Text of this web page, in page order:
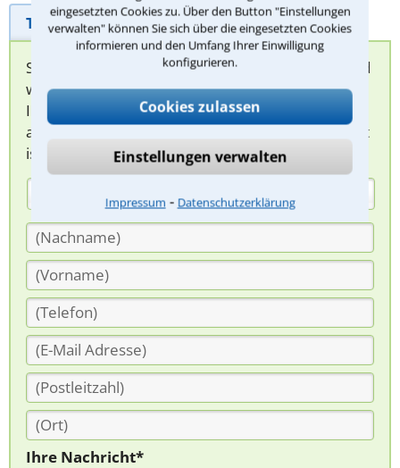
eingesetzten Cookies zu. Über den Button "Einstellungen
verwalten" können Sie sich über die eingesetzten Cookies
informieren und den Umfang Ihrer Einwilligung
konfigurieren.
Cookies zulassen
Einstellungen verwalten
Impressum ⁃ Datenschutzerklärung
Telefonhilfe Beratungsanfrage
Sie können hier Ihren Fall schildern. Anschließend
werden sich spezialisierte Rechtsanwälte bei
Ihnen melden, um das weitere Vorgehen
abzuklären. Die Rückmeldung durch einen Anwalt
ist für Sie kostenlos.
Ihre Nachricht*